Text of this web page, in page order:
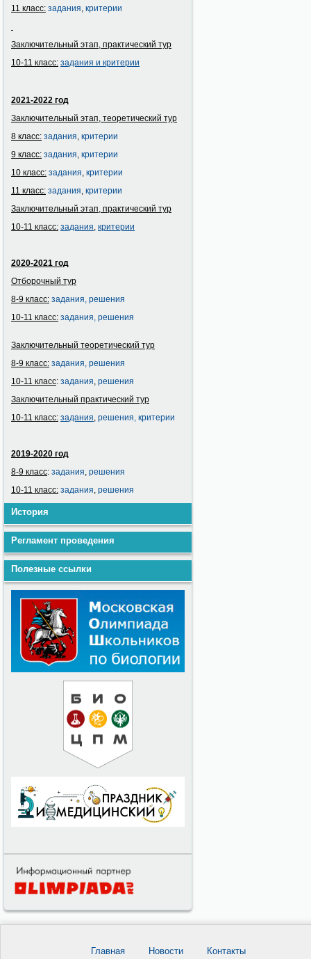
11 класс: задания, критерии
Заключительный этап, практический тур
10-11 класс: задания и критерии
2021-2022 год
Заключительный этап, теоретический тур
8 класс: задания, критерии
9 класс: задания, критерии
10 класс: задания, критерии
11 класс: задания, критерии
Заключительный этап, практический тур
10-11 класс: задания, критерии
2020-2021 год
Отборочный тур
8-9 класс: задания, решения
10-11 класс: задания, решения
Заключительный теоретический тур
8-9 класс: задания, решения
10-11 класс: задания, решения
Заключительный практический тур
10-11 класс: задания, решения, критерии
2019-2020 год
8-9 класс: задания, решения
10-11 класс: задания, решения
История
Регламент проведения
Полезные ссылки
Главная Новости Контакты